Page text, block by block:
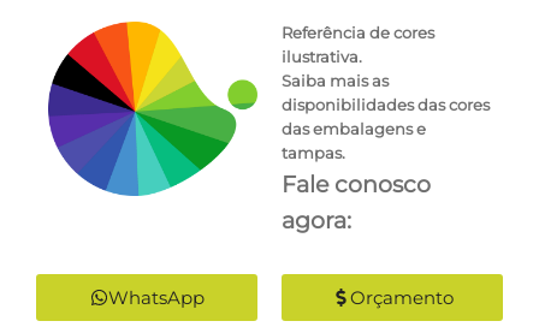
Referência de cores
ilustrativa.
Saiba mais as
disponibilidades das cores
das embalagens e
tampas.
Fale conosco
agora:
WhatsApp Orçamento